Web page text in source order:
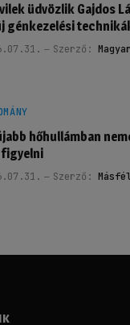
üdvözlik Gajdos
génkezelési
Szerző:
hőhullámban
figyelni
Szerző: